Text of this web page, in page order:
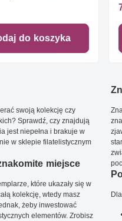
do koszyka
swoją kolekcję czy
Sprawdź, czy znajdują
jest niepełna i brakuje w
w sklepie filatelistycznym
miejsce
które ukazały się w
kolekcję, wtedy masz
żeby inwestować
elementów. Zrobisz